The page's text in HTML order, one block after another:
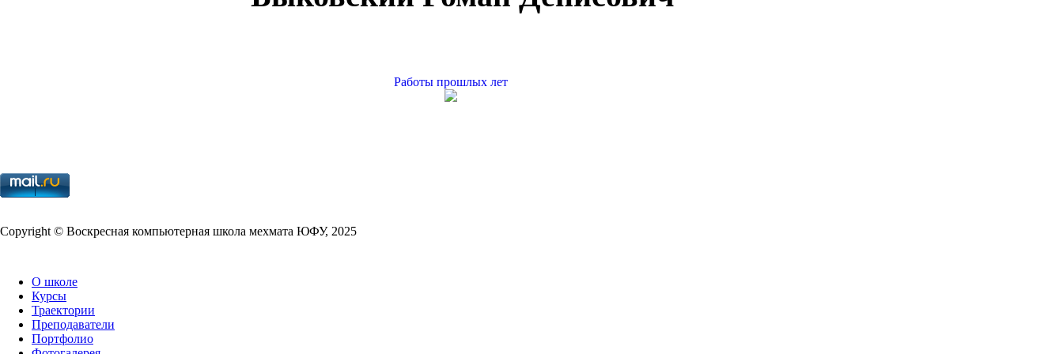
Работы прошлых лет
Copy­right © Воскресная компьютерная школа мехмата ЮФУ, 2025
О школе
Курсы
Траектории
Преподаватели
Портфолио